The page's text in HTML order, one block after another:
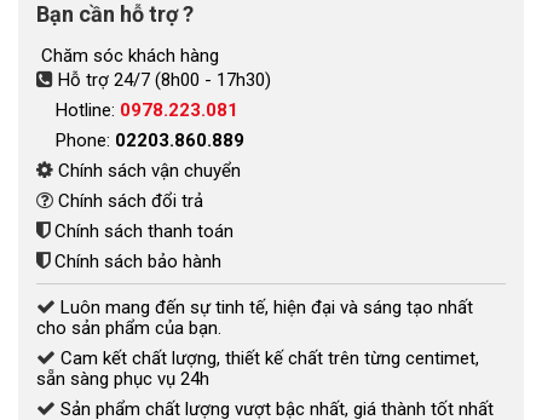
Bạn cần hỗ trợ ?
Chăm sóc khách hàng
Hỗ trợ 24/7 (8h00 - 17h30)
Hotline: 0978.223.081
Phone: 02203.860.889
Chính sách vận chuyển
Chính sách đổi trả
Chính sách thanh toán
Chính sách bảo hành
Luôn mang đến sự tinh tế, hiện đại và sáng tạo nhất
cho sản phẩm của bạn.
Cam kết chất lượng, thiết kế chất trên từng centimet,
sẵn sàng phục vụ 24h
Sản phẩm chất lượng vượt bậc nhất, giá thành tốt nhất